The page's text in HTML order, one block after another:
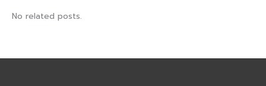
No related posts.